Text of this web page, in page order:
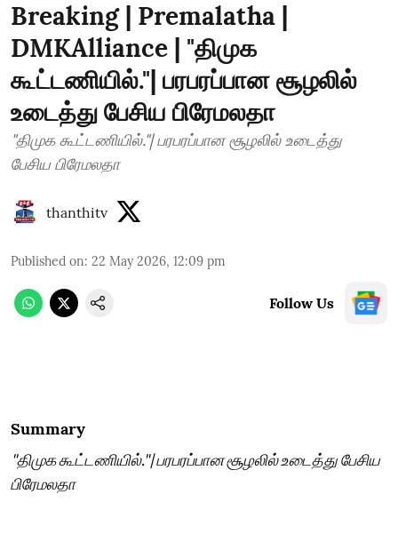
Breaking | Premalatha |
DMKAlliance | "திமுக
கூட்டணியில்."| பரபரப்பான சூழலில்
உடைத்து பேசிய பிரேமலதா
"திமுக கூட்டணியில்."| பரபரப்பான சூழலில் உடைத்து
பேசிய பிரேமலதா
thanthitv
Published on: 22 May 2026, 12:09 pm
Follow Us
Summary
"திமுக கூட்டணியில்."| பரபரப்பான சூழலில் உடைத்து பேசிய
பிரேமலதா